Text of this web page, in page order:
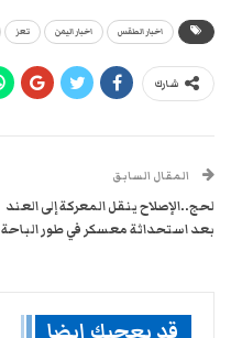
اخبار الطقس اخبار اليمن تعز
شارك
المقال السابق
لحج..الإصلاح ينقل المعركة إلى العند
بعد استحداثة معسكر في طور الباحة